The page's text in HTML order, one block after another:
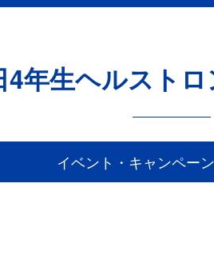
4年生ヘルスト
イベント・キャンペー